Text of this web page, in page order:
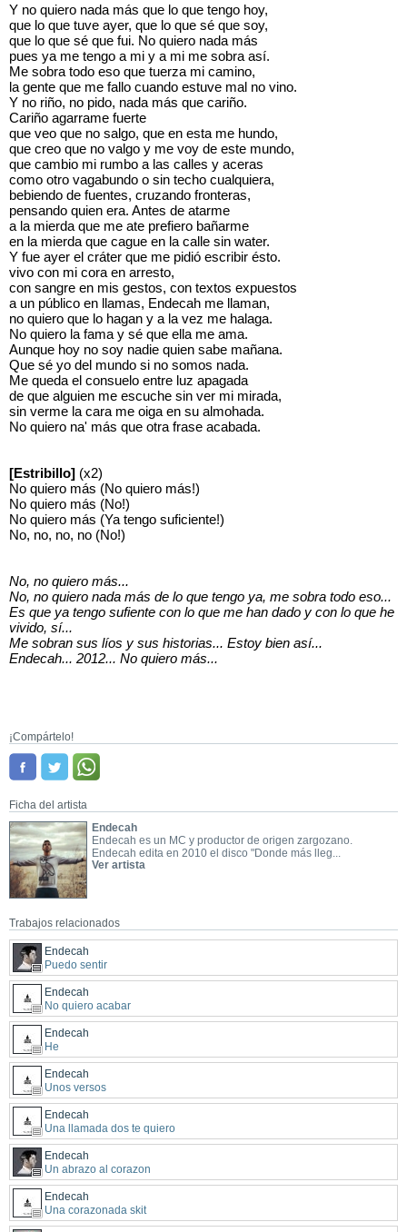
Y no quiero nada más que lo que tengo hoy,
que lo que tuve ayer, que lo que sé que soy,
que lo que sé que fui. No quiero nada más
pues ya me tengo a mi y a mi me sobra así.
Me sobra todo eso que tuerza mi camino,
la gente que me fallo cuando estuve mal no vino.
Y no riño, no pido, nada más que cariño.
Cariño agarrame fuerte
que veo que no salgo, que en esta me hundo,
que creo que no valgo y me voy de este mundo,
que cambio mi rumbo a las calles y aceras
como otro vagabundo o sin techo cualquiera,
bebiendo de fuentes, cruzando fronteras,
pensando quien era. Antes de atarme
a la mierda que me ate prefiero bañarme
en la mierda que cague en la calle sin water.
Y fue ayer el cráter que me pidió escribir ésto.
vivo con mi cora en arresto,
con sangre en mis gestos, con textos expuestos
a un público en llamas, Endecah me llaman,
no quiero que lo hagan y a la vez me halaga.
No quiero la fama y sé que ella me ama.
Aunque hoy no soy nadie quien sabe mañana.
Que sé yo del mundo si no somos nada.
Me queda el consuelo entre luz apagada
de que alguien me escuche sin ver mi mirada,
sin verme la cara me oiga en su almohada.
No quiero na' más que otra frase acabada.
[Estribillo] (x2)
No quiero más (No quiero más!)
No quiero más (No!)
No quiero más (Ya tengo suficiente!)
No, no, no, no (No!)
No, no quiero más...
No, no quiero nada más de lo que tengo ya, me sobra todo eso...
Es que ya tengo sufiente con lo que me han dado y con lo que he
vivido, sí...
Me sobran sus líos y sus historias... Estoy bien así...
Endecah... 2012... No quiero más...
¡Compártelo!
Ficha del artista
Endecah
Endecah es un MC y productor de origen zargozano.
Endecah edita en 2010 el disco "Donde más lleg...
Ver artista
Trabajos relacionados
Endecah
Puedo sentir
Endecah
No quiero acabar
Endecah
He
Endecah
Unos versos
Endecah
Una llamada dos te quiero
Endecah
Un abrazo al corazon
Endecah
Una corazonada skit